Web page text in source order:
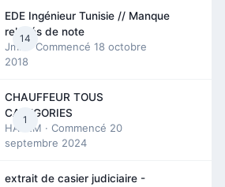
14
EDE Ingénieur Tunisie // Manque
relevés de note
Jmili
· Commencé 18 octobre
2018
1
CHAUFFEUR TOUS
CATEGORIES
HAZEM · Commencé 20
septembre 2024
extrait de casier judiciaire -